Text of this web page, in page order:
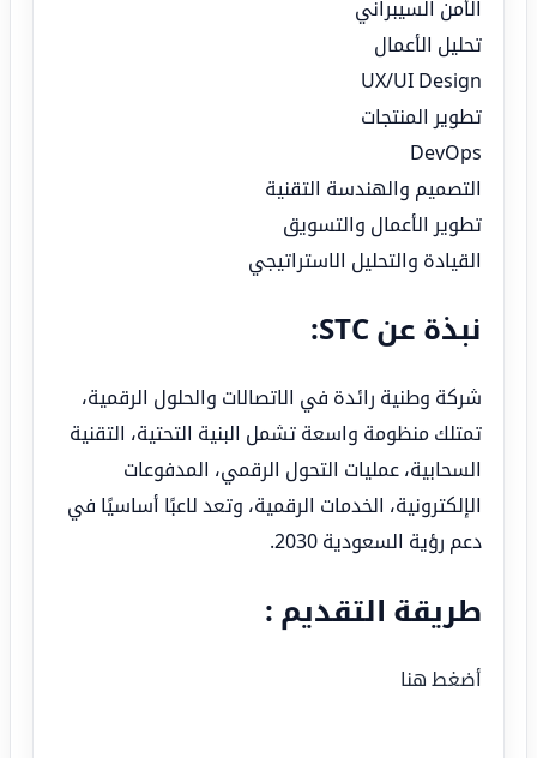
الأمن السيبراني
تحليل الأعمال
UX/UI Design
تطوير المنتجات
DevOps
التصميم والهندسة التقنية
تطوير الأعمال والتسويق
القيادة والتحليل الاستراتيجي
نبذة عن STC:
شركة وطنية رائدة في الاتصالات والحلول الرقمية،
تمتلك منظومة واسعة تشمل البنية التحتية، التقنية
السحابية، عمليات التحول الرقمي، المدفوعات
الإلكترونية، الخدمات الرقمية، وتعد لاعبًا أساسيًا في
دعم رؤية السعودية 2030.
طريقة التقديم :
أضغط هنا